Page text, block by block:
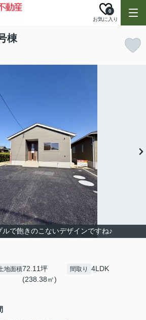
お気に入り
0
棟
ルで飽きのこないデザインですね♪
地面積72.11坪
(238.38㎡)
間取り 4LDK